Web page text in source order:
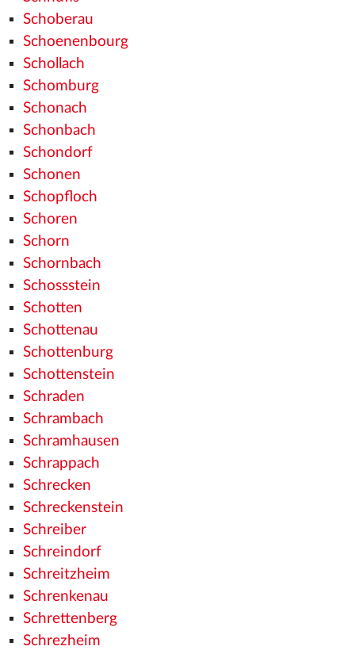
Schoberau
Schoenenbourg
Schollach
Schomburg
Schonach
Schonbach
Schondorf
Schonen
Schopfloch
Schoren
Schorn
Schornbach
Schossstein
Schotten
Schottenau
Schottenburg
Schottenstein
Schraden
Schrambach
Schramhausen
Schrappach
Schrecken
Schreckenstein
Schreiber
Schreindorf
Schreitzheim
Schrenkenau
Schrettenberg
Schrezheim